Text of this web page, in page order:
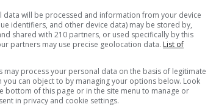
data will be processed and information from your device
identifiers, and other device data) may be stored by,
shared with 210 partners, or used specifically by this
partners may use precise geolocation data. List of
may process your personal data on the basis of legitimate
you can object to by managing your options below. Look
bottom of this page or in the site menu to manage or
in privacy and cookie settings.